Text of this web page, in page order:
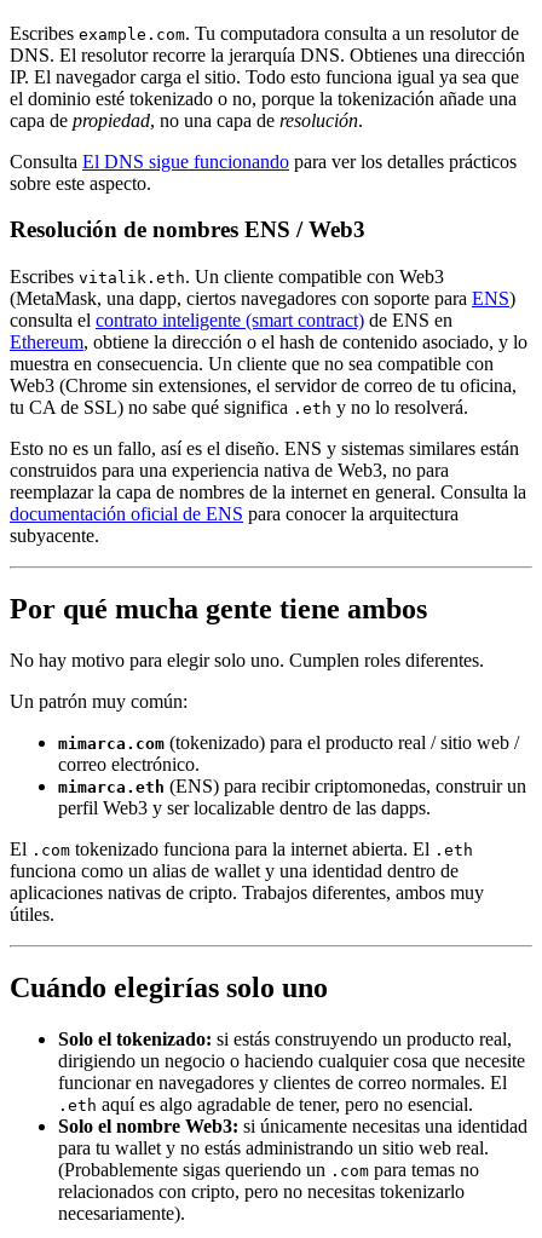
Escribes example.com. Tu computadora consulta a un resolutor de
DNS. El resolutor recorre la jerarquía DNS. Obtienes una dirección
IP. El navegador carga el sitio. Todo esto funciona igual ya sea que
el dominio esté tokenizado o no, porque la tokenización añade una
capa de propiedad, no una capa de resolución.
Consulta El DNS sigue funcionando para ver los detalles prácticos
sobre este aspecto.
Resolución de nombres ENS / Web3
Escribes vitalik.eth. Un cliente compatible con Web3
(MetaMask, una dapp, ciertos navegadores con soporte para ENS)
consulta el contrato inteligente (smart contract) de ENS en
Ethereum, obtiene la dirección o el hash de contenido asociado, y lo
muestra en consecuencia. Un cliente que no sea compatible con
Web3 (Chrome sin extensiones, el servidor de correo de tu oficina,
tu CA de SSL) no sabe qué significa .eth y no lo resolverá.
Esto no es un fallo, así es el diseño. ENS y sistemas similares están
construidos para una experiencia nativa de Web3, no para
reemplazar la capa de nombres de la internet en general. Consulta la
documentación oficial de ENS para conocer la arquitectura
subyacente.
Por qué mucha gente tiene ambos
No hay motivo para elegir solo uno. Cumplen roles diferentes.
Un patrón muy común:
mimarca.com (tokenizado) para el producto real / sitio web /
correo electrónico.
mimarca.eth (ENS) para recibir criptomonedas, construir un
perfil Web3 y ser localizable dentro de las dapps.
El .com tokenizado funciona para la internet abierta. El .eth
funciona como un alias de wallet y una identidad dentro de
aplicaciones nativas de cripto. Trabajos diferentes, ambos muy
útiles.
Cuándo elegirías solo uno
Solo el tokenizado: si estás construyendo un producto real,
dirigiendo un negocio o haciendo cualquier cosa que necesite
funcionar en navegadores y clientes de correo normales. El
.eth aquí es algo agradable de tener, pero no esencial.
Solo el nombre Web3: si únicamente necesitas una identidad
para tu wallet y no estás administrando un sitio web real.
(Probablemente sigas queriendo un .com para temas no
relacionados con cripto, pero no necesitas tokenizarlo
necesariamente).